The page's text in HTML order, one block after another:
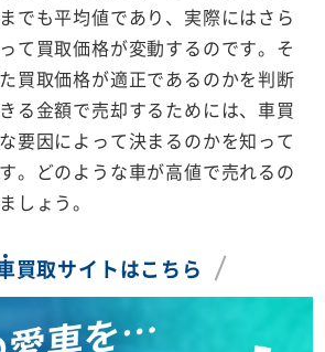
でも平均値であり、実際にはさら
て買取価格が変動するのです。そ
買取価格が適正であるのかを判断
る金額で売却するためには、車買
要因によって決まるのかを知って
。どのような車が高値で売れるの
しょう。
買取サイトはこちら